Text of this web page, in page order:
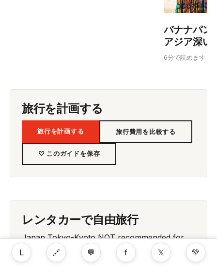
バナナパン
アジア深い
6分で読めます
旅行を計画する
旅行を計画する 旅行費用を比較する
♡ このガイドを保存
レンタカーで自由旅行
Japan Tokyo-Kyoto NOT recommended for
self-driving. Shinkansen bullet train ideal (2h
15min, frequent, €120-280, stress-free). Car
L 🔗 💬 f 𝕏 💚